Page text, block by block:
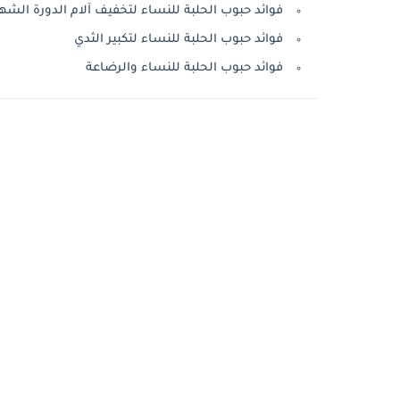
فوائد حبوب الحلبة للنساء لتخفيف آلام الدورة
فوائد حبوب الحلبة للنساء لتكبير الثدي
فوائد حبوب الحلبة للنساء والرضاعة